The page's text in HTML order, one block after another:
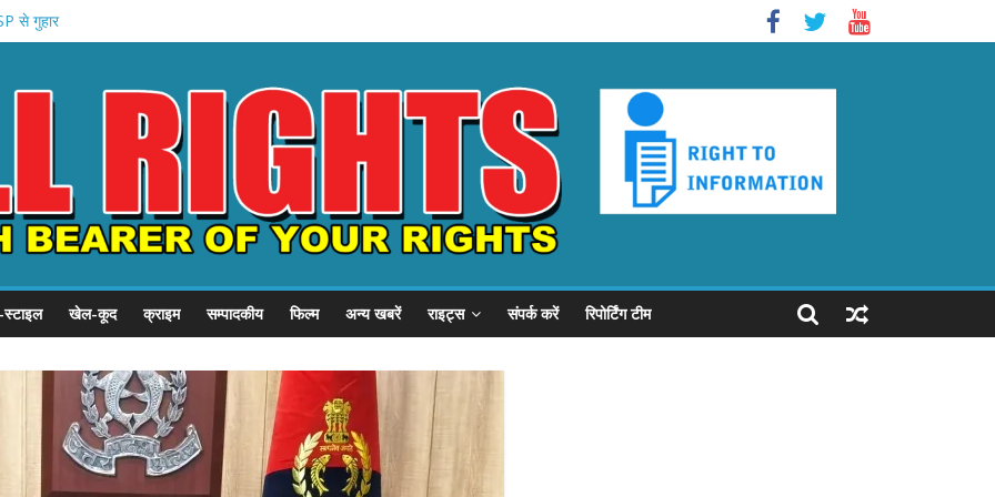
से गुहार
शिकायत .
योजना
खेल-कूद क्राइम सम्पादकीय फिल्म अन्य खबरें राइट्स संपर्क करें रिपोर्टिंग टीम